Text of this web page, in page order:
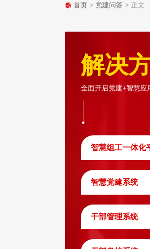
首页 > 党建问答 > 正文
解决
全面开启党建+智慧应
智慧组工一体化
智慧党建系统
干部管理系统